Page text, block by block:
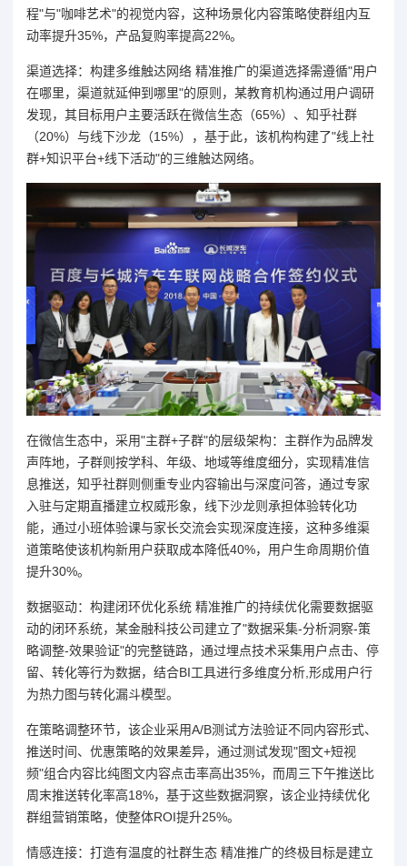
程"与"咖啡艺术"的视觉内容，这种场景化内容策略使群组内互
动率提升35%，产品复购率提高22%。
渠道选择：构建多维触达网络 精准推广的渠道选择需遵循"用户
在哪里，渠道就延伸到哪里"的原则，某教育机构通过用户调研
发现，其目标用户主要活跃在微信生态（65%）、知乎社群
（20%）与线下沙龙（15%），基于此，该机构构建了"线上社
群+知识平台+线下活动"的三维触达网络。
在微信生态中，采用"主群+子群"的层级架构：主群作为品牌发
声阵地，子群则按学科、年级、地域等维度细分，实现精准信
息推送，知乎社群则侧重专业内容输出与深度问答，通过专家
入驻与定期直播建立权威形象，线下沙龙则承担体验转化功
能，通过小班体验课与家长交流会实现深度连接，这种多维渠
道策略使该机构新用户获取成本降低40%，用户生命周期价值
提升30%。
数据驱动：构建闭环优化系统 精准推广的持续优化需要数据驱
动的闭环系统，某金融科技公司建立了"数据采集-分析洞察-策
略调整-效果验证"的完整链路，通过埋点技术采集用户点击、停
留、转化等行为数据，结合BI工具进行多维度分析,形成用户行
为热力图与转化漏斗模型。
在策略调整环节，该企业采用A/B测试方法验证不同内容形式、
推送时间、优惠策略的效果差异，通过测试发现"图文+短视
频"组合内容比纯图文内容点击率高出35%，而周三下午推送比
周末推送转化率高18%，基于这些数据洞察，该企业持续优化
群组营销策略，使整体ROI提升25%。
情感连接：打造有温度的社群生态 精准推广的终极目标是建立